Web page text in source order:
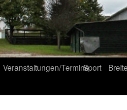
Veranstaltungen/TermineSport